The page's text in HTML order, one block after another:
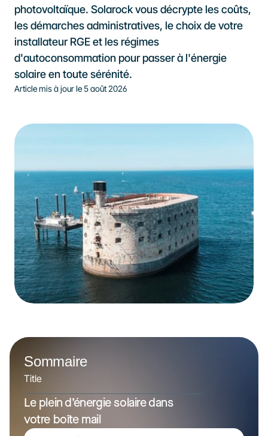
photovoltaïque. Solarock vous décrypte les coûts,
les démarches administratives, le choix de votre
installateur RGE et les régimes
d'autoconsommation pour passer à l'énergie
solaire en toute sérénité.
Article mis à jour le 5 août 2026
Sommaire
Title
Le plein d’énergie solaire dans
votre boîte mail